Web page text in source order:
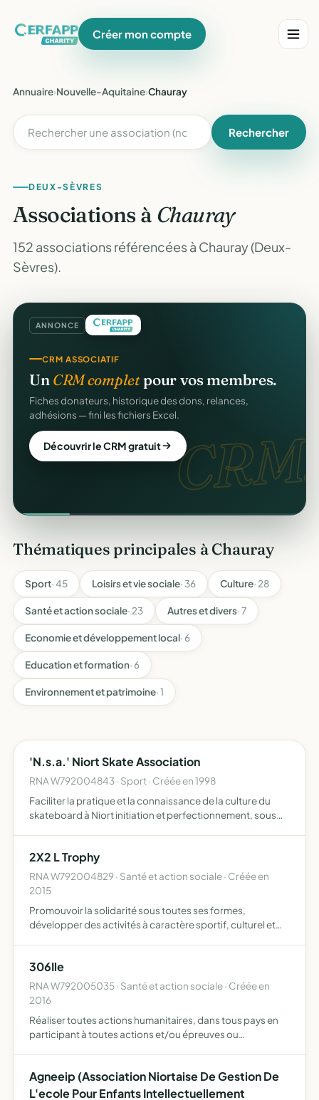
Créer mon compte
Annuaire›Nouvelle-Aquitaine›Chauray
Rechercher
DEUX-SÈVRES
Associations à Chauray
152 associations référencées à Chauray (Deux-
Sèvres).
ANNONCE
CRM.
CRM ASSOCIATIF
Un CRM completpour vos membres.
Fiches donateurs, historique des dons, relances,
adhésions — fini les fichiers Excel.
Découvrir le CRM gratuit
Thématiques principales à Chauray
Sport· 45 Loisirs et vie sociale· 36 Culture· 28
Santé et action sociale· 23 Autres et divers· 7
Economie et développement local· 6
Education et formation· 6
Environnement et patrimoine· 1
'N.s.a.' Niort Skate Association
RNA W792004843 · Sport · Créée en 1998
Faciliter la pratique et la connaissance de la culture du
skateboard à Niort initiation et perfectionnement, sous
pre…
2X2 L Trophy
RNA W792004829 · Santé et action sociale · Créée en
2015
Promouvoir la solidarité sous toutes ses formes,
développer des activités à caractère sportif, culturel et
306Ile
RNA W792005035 · Santé et action sociale · Créée en
2016
Réaliser toutes actions humanitaires, dans tous pays en
participant à toutes actions et/ou épreuves ou
Agneeip (Association Niortaise De Gestion De
L'ecole Pour Enfants Intellectuellement